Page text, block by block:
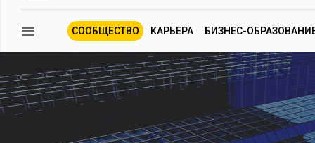
СООБЩЕСТВО КАРЬЕРА БИЗНЕС-